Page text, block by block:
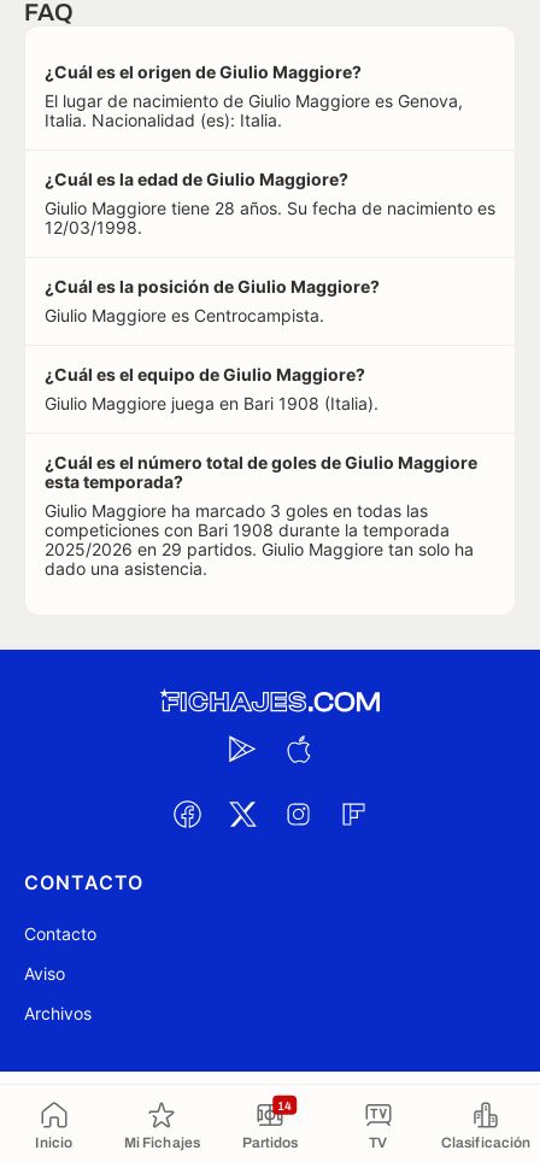
Inicio Mi Fichajes Partidos
14
TV Clasificación
FAQ
¿Cuál es el origen de Giulio Maggiore?
El lugar de nacimiento de Giulio Maggiore es Genova,
Italia. Nacionalidad (es): Italia.
¿Cuál es la edad de Giulio Maggiore?
Giulio Maggiore tiene 28 años. Su fecha de nacimiento es
12/03/1998.
¿Cuál es la posición de Giulio Maggiore?
Giulio Maggiore es Centrocampista.
¿Cuál es el equipo de Giulio Maggiore?
Giulio Maggiore juega en Bari 1908 (Italia).
¿Cuál es el número total de goles de Giulio Maggiore
esta temporada?
Giulio Maggiore ha marcado 3 goles en todas las
competiciones con Bari 1908 durante la temporada
2025/2026 en 29 partidos. Giulio Maggiore tan solo ha
dado una asistencia.
CONTACTO
Contacto
Aviso
Archivos
Copiado al portapapeles